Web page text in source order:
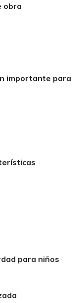
obra
importante para
para niños